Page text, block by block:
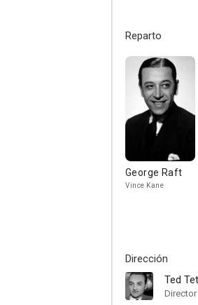
Reparto
George Raft
Vince Kane
Dirección
Ted
Director